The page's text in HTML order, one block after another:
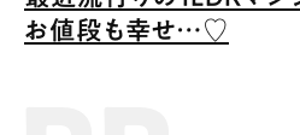
お値段も幸せ…♡